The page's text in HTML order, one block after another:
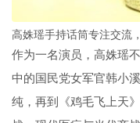
高姝瑶手持话筒专注交流
作为一名演员，高姝瑶
中的国民党女军官韩小
纯，再到《鸡毛飞上天